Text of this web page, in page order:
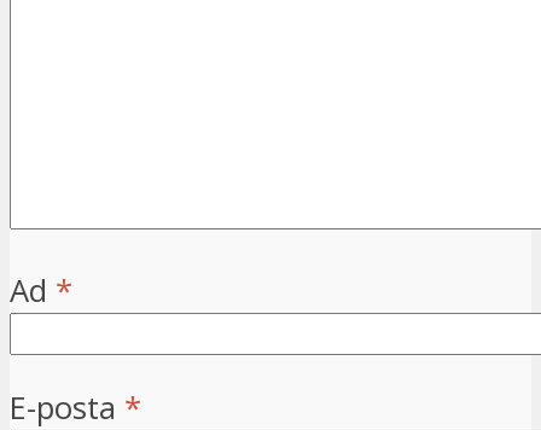
Ad *
E-posta *